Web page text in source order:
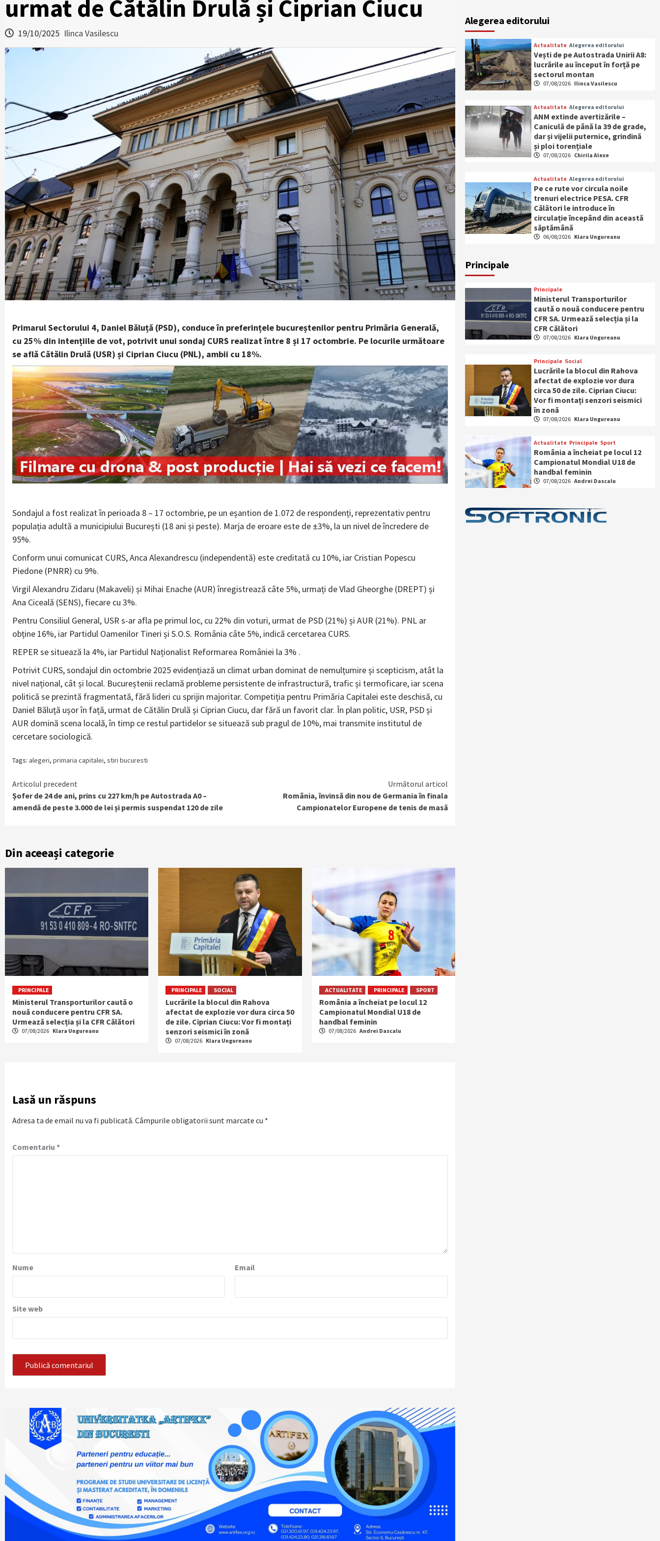
urmat de Cătălin Drulă și Ciprian Ciucu
19/10/2025 Ilinca Vasilescu
Primarul Sectorului 4, Daniel Băluță (PSD), conduce în preferințele bucureștenilor pentru Primăria Generală,
cu 25% din intențiile de vot, potrivit unui sondaj CURS realizat între 8 și 17 octombrie. Pe locurile următoare
se află Cătălin Drulă (USR) și Ciprian Ciucu (PNL), ambii cu 18%.
Sondajul a fost realizat în perioada 8 – 17 octombrie, pe un eșantion de 1.072 de respondenți, reprezentativ pentru
populația adultă a municipiului București (18 ani și peste). Marja de eroare este de ±3%, la un nivel de încredere de
95%.
Conform unui comunicat CURS, Anca Alexandrescu (independentă) este creditată cu 10%, iar Cristian Popescu
Piedone (PNRR) cu 9%.
Virgil Alexandru Zidaru (Makaveli) și Mihai Enache (AUR) înregistrează câte 5%, urmați de Vlad Gheorghe (DREPT) și
Ana Ciceală (SENS), fiecare cu 3%.
Pentru Consiliul General, USR s-ar afla pe primul loc, cu 22% din voturi, urmat de PSD (21%) și AUR (21%). PNL ar
obține 16%, iar Partidul Oamenilor Tineri și S.O.S. România câte 5%, indică cercetarea CURS.
REPER se situează la 4%, iar Partidul Naționalist Reformarea României la 3% .
Potrivit CURS, sondajul din octombrie 2025 evidențiază un climat urban dominat de nemulțumire și scepticism, atât la
nivel național, cât și local. Bucureștenii reclamă probleme persistente de infrastructură, trafic și termoficare, iar scena
politică se prezintă fragmentată, fără lideri cu sprijin majoritar. Competiția pentru Primăria Capitalei este deschisă, cu
Daniel Băluță ușor în față, urmat de Cătălin Drulă și Ciprian Ciucu, dar fără un favorit clar. În plan politic, USR, PSD și
AUR domină scena locală, în timp ce restul partidelor se situează sub pragul de 10%, mai transmite institutul de
cercetare sociologică.
Tags: alegeri, primaria capitalei, stiri bucuresti
Continue
Reading
Articolul precedent
Șofer de 24 de ani, prins cu 227 km/h pe Autostrada A0 –
amendă de peste 3.000 de lei și permis suspendat 120 de zile
Următorul articol
România, învinsă din nou de Germania în finala
Campionatelor Europene de tenis de masă
Din aceeași categorie
PRINCIPALE
Ministerul Transporturilor caută o
nouă conducere pentru CFR SA.
Urmează selecția și la CFR Călători
07/08/2026 Klara Ungureanu
PRINCIPALE SOCIAL
Lucrările la blocul din Rahova
afectat de explozie vor dura circa 50
de zile. Ciprian Ciucu: Vor fi montați
senzori seismici în zonă
07/08/2026 Klara Ungureanu
ACTUALITATE PRINCIPALE SPORT
România a încheiat pe locul 12
Campionatul Mondial U18 de
handbal feminin
07/08/2026 Andrei Dascalu
Lasă un răspuns
Adresa ta de email nu va fi publicată. Câmpurile obligatorii sunt marcate cu *
Comentariu *
Nume Email
Site web
Alegerea editorului
Actualitate Alegerea editorului
Vești de pe Autostrada Unirii A8:
lucrările au început în forță pe
sectorul montan
07/08/2026 Ilinca Vasilescu
Actualitate Alegerea editorului
ANM extinde avertizările –
Caniculă de până la 39 de grade,
dar și vijelii puternice, grindină
și ploi torențiale
07/08/2026 Chirila Alexe
Actualitate Alegerea editorului
Pe ce rute vor circula noile
trenuri electrice PESA. CFR
Călători le introduce în
circulație începând din această
săptămână
06/08/2026 Klara Ungureanu
Principale
Principale
Ministerul Transporturilor
caută o nouă conducere pentru
CFR SA. Urmează selecția și la
CFR Călători
07/08/2026 Klara Ungureanu
Principale Social
Lucrările la blocul din Rahova
afectat de explozie vor dura
circa 50 de zile. Ciprian Ciucu:
Vor fi montați senzori seismici
în zonă
07/08/2026 Klara Ungureanu
Actualitate Principale Sport
România a încheiat pe locul 12
Campionatul Mondial U18 de
handbal feminin
07/08/2026 Andrei Dascalu